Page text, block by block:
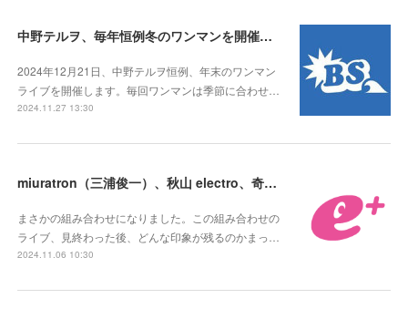
中野テルヲ、毎年恒例冬のワンマンを開催。いわゆる「テルヲ納め」！
2024年12月21日、中野テルヲ恒例、年末のワンマン
ライブを開催します。毎回ワンマンは季節に合わせ…
2024.11.27 13:30
miuratron（三浦俊一）、秋山 electro、奇跡のツーマンライブ開催！
まさかの組み合わせになりました。この組み合わせの
ライブ、見終わった後、どんな印象が残るのかまっ…
2024.11.06 10:30